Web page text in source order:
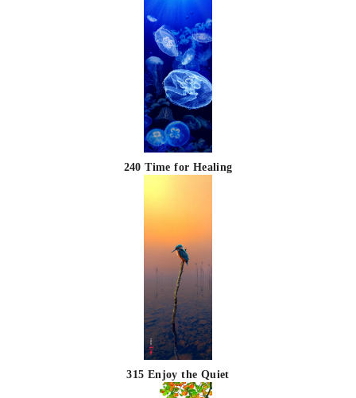
240 Time for Healing
315 Enjoy the Quiet